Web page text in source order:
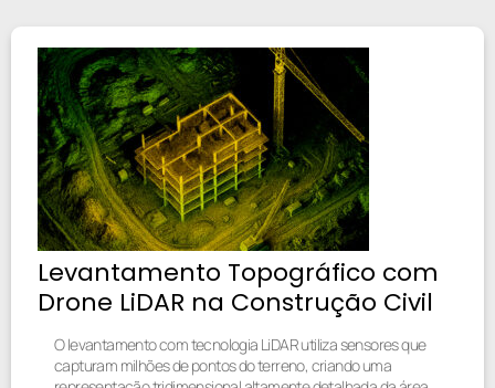
Levantamento Topográfico com
Drone LiDAR na Construção Civil
O levantamento com tecnologia LiDAR utiliza sensores que
capturam milhões de pontos do terreno, criando uma